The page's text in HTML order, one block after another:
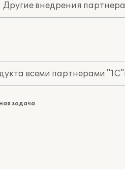
Другие внедрения партнера
всеми партнерами "1С"
задача